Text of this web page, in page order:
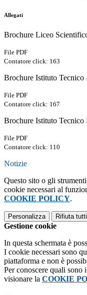
Allegati
Brochure Liceo
File PDF
Contatore click: 163
Brochure Istituto Tecnico
File PDF
Contatore click: 167
Brochure Istituto
File PDF
Contatore click: 110
Notizie
Questo sito o gli
cookie necessari al
COOKIE POLICY.
Personalizza Rifiuta tutti
Gestione cookie
In questa schermata è
I cookie necessari sono
piattaforma e non è
Per conoscere quali sono
visionare la COOKIE